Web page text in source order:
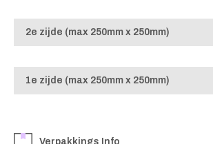
2e zijde (max 250mm x 250mm)
1e zijde (max 250mm x 250mm)
Verpakkings Info